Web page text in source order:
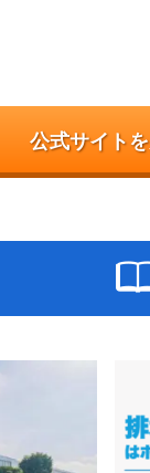
公式サイト